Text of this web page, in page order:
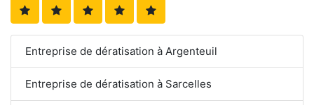
Entreprise de dératisation à Argenteuil
Entreprise de dératisation à Sarcelles